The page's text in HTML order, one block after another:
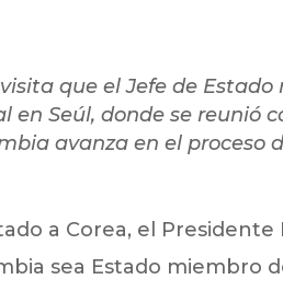
que el Jefe de
Seúl, donde se reunió
avanza en el proceso
a Corea, el
sea Estado miembro